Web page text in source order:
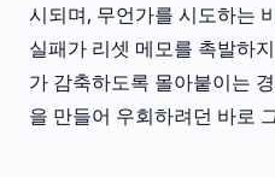
시되며, 무언가를 시도하는
실패가 리셋 메모를 촉발하
가 감축하도록 몰아붙이는
을 만들어 우회하려던 바로